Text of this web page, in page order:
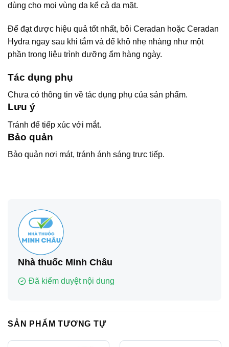
dùng cho mọi vùng da kể cả da mặt.
Để đạt được hiệu quả tốt nhất, bôi Ceradan hoặc Ceradan
Hydra ngay sau khi tắm và để khô nhẹ nhàng như một
phần trong liệu trình dưỡng ẩm hàng ngày.
Tác dụng phụ
Chưa có thông tin về tác dụng phụ của sản phẩm.
Lưu ý
Tránh để tiếp xúc với mắt.
Bảo quản
Bảo quản nơi mát, tránh ánh sáng trực tiếp.
Nhà thuốc Minh Châu
Đã kiểm duyệt nội dung
SẢN PHẨM TƯƠNG TỰ